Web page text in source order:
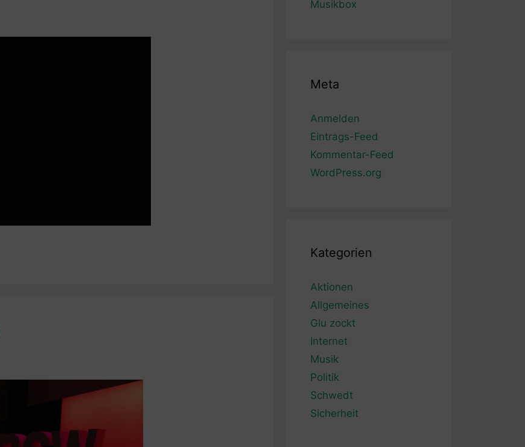
Musikbox
Meta
Anmelden
Eintrags-Feed
Kommentar-Feed
WordPress.org
Kategorien
Aktionen
Allgemeines
Glu zockt
Internet
Musik
Politik
Schwedt
Sicherheit